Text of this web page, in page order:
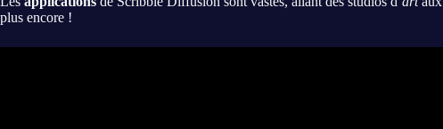
plus encore !